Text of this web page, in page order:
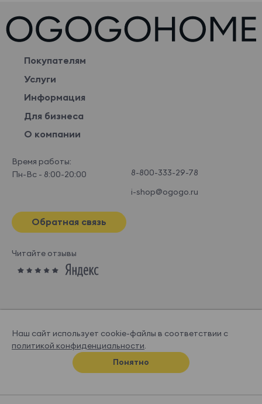
Покупателям
Услуги
Информация
Для бизнеса
О компании
Время работы:
Пн-Вс - 8:00-20:00
8-800-333-29-78
i-shop@ogogo.ru
Обратная связь
Читайте отзывы
© OGOGOHOME, 2026
Спроектировано и нарисовано вСупрематике
Наш сайт использует cookie-файлы в соответствии с
политикой конфиденциальности.
Понятно